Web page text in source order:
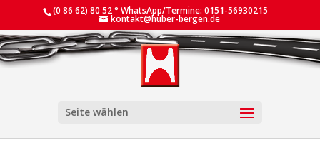
(0 86 62) 80 52 ° WhatsApp/Termine: 0151-56930215
kontakt@huber-bergen.de
Seite wählen